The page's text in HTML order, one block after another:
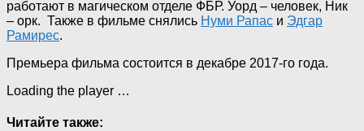
работают в магическом отделе ФБР. Уорд – человек, Ник
– орк. Также в фильме снялись Нуми Рапас и Эдгар
Рамирес.
Премьера фильма состоится в декабре 2017-го года.
Loading the player …
Читайте также: